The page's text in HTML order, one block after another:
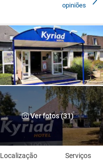
opiniões
Ver fotos (31)
Localização Serviços